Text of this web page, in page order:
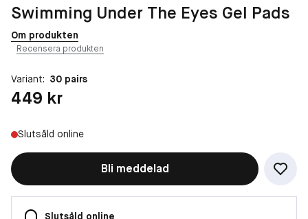
Swimming Under The Eyes Gel Pads
Om produkten
Recensera produkten
Variant: 30 pairs
Pris: 449 kr
449 kr
Slutsåld online
Bli meddelad
Slutsåld online